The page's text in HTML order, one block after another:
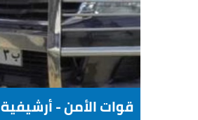
قوات الأمن - أرشيفية